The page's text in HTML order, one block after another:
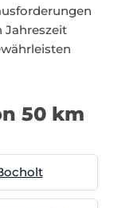
Jahreszeit
50 km